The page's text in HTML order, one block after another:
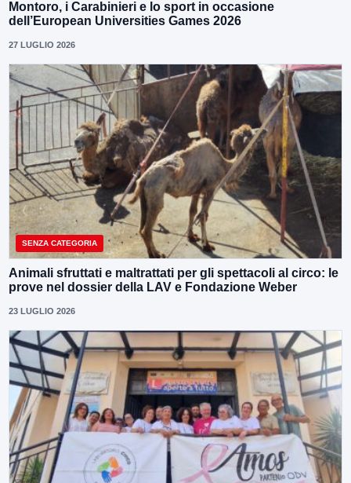
Montoro, i Carabinieri e lo sport in occasione
dell’European Universities Games 2026
27 LUGLIO 2026
SENZA CATEGORIA
Animali sfruttati e maltrattati per gli spettacoli al circo: le
prove nel dossier della LAV e Fondazione Weber
23 LUGLIO 2026